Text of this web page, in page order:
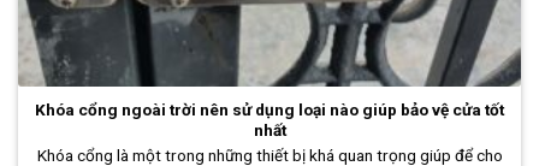
Khóa cổng ngoài trời nên sử dụng loại nào giúp bảo vệ cửa tốt
nhất
Khóa cổng là một trong những thiết bị khá quan trọng giúp để cho